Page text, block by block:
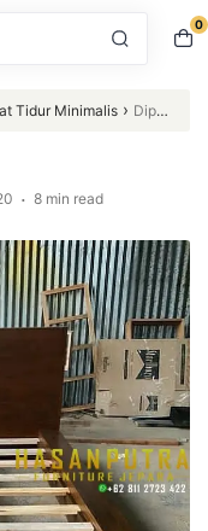
0
Tidur Minimalis › Dipan
. 8 min read